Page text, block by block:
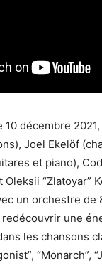
décembre
Joel Ekelöf
et piano),
“Zlatoyar”
un orchestre de
une
les chansons
“Monarch”,